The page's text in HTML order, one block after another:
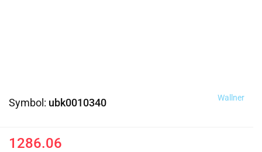
Symbol: ubk0010340 Wallner
1286.06